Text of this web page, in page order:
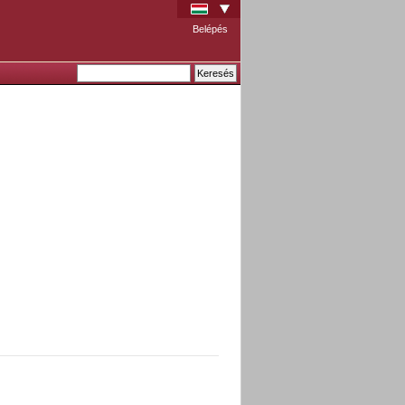
Belépés